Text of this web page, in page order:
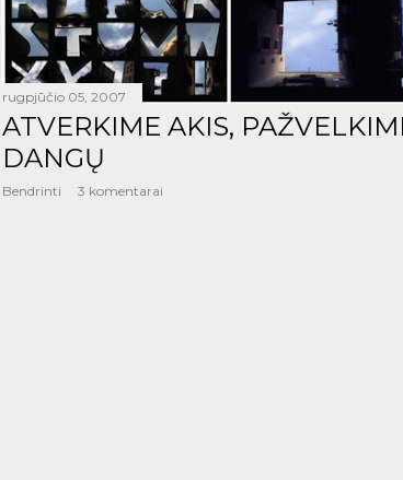
rugpjūčio 05, 2007
ATVERKIME AKIS,
DANGŲ
Bendrinti 3 komentarai